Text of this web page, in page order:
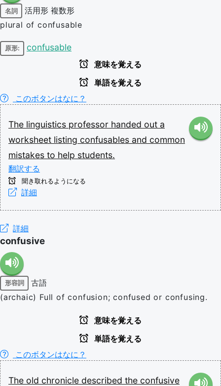
名詞 活用形 複数形
plural of confusable
原形: confusable
意味を覚える
単語を覚える
このボタンはなに？
The linguistics professor handed out a
worksheet listing confusables and common
mistakes to help students.
翻訳する
聞き取れるようになる
詳細
詳細
confusive
形容詞
古語
(archaic) Full of confusion; confused or confusing.
意味を覚える
単語を覚える
このボタンはなに？
The old chronicle described the confusive